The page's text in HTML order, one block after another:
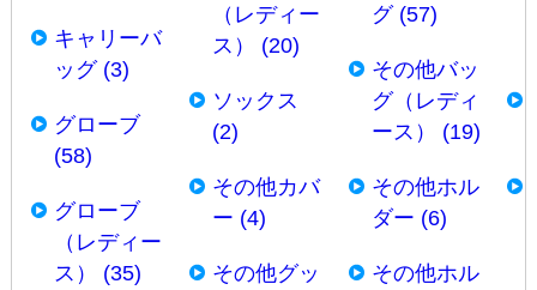
キャリーバ
ッグ (3)
グローブ
(58)
グローブ
（レディー
ス） (35)
（レディー
ス） (20)
ソックス
(2)
その他カバ
ー (4)
その他グッ
グ (57)
その他バッ
グ（レディ
ース） (19)
その他ホル
ダー (6)
その他ホル